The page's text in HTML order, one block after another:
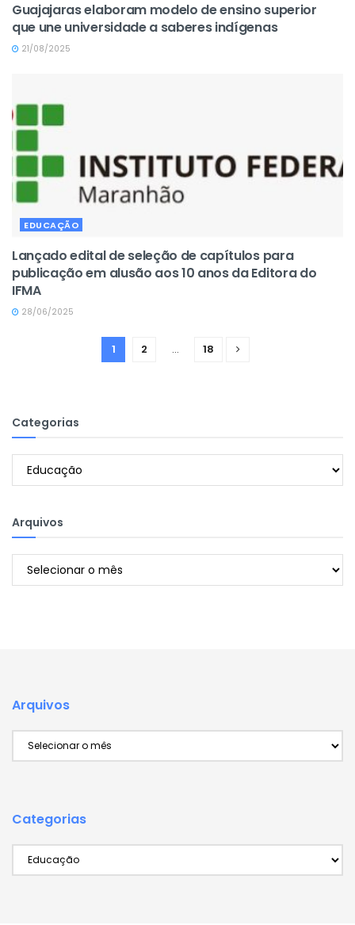
Guajajaras elaboram modelo de ensino superior
que une universidade a saberes indígenas
21/08/2025
EDUCAÇÃO
Lançado edital de seleção de capítulos para
publicação em alusão aos 10 anos da Editora do
IFMA
28/06/2025
1 2 … 18
Categorias
Categorias
Arquivos
Arquivos
Arquivos
Arquivos
Categorias
Categorias